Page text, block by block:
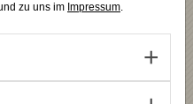
zu uns im Impressum.